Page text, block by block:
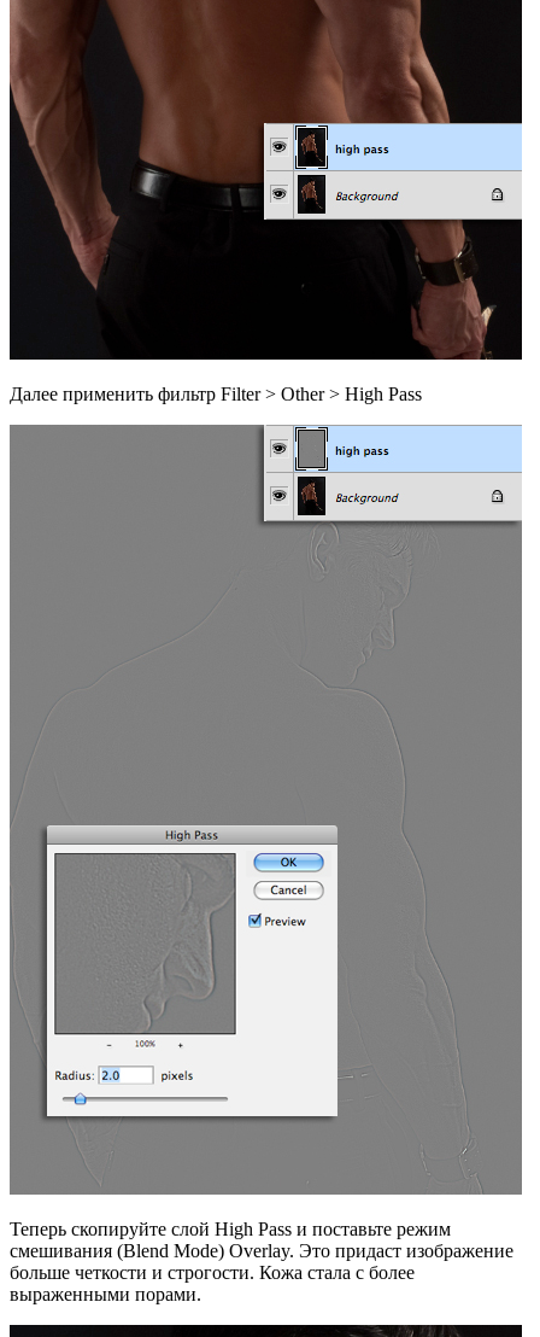
Далее применить фильтр Filter > Other > High Pass
Теперь скопируйте слой High Pass и поставьте режим
смешивания (Blend Mode) Overlay. Это придаст изображение
больше четкости и строгости. Кожа стала с более
выраженными порами.